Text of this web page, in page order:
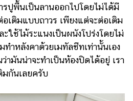
รปูพื้นเป็นลานออกไปโดยไม่ได้มี
อเติมแบบถาวร เพียงแต่จะต่อเติม
ใช้ไม้ระแนงเป็นผนังโปร่งโดยไม่
ำหลังคาด้วยเมทัลชีทเท่านั้นเอง
ามันน่าจะทำเป็นห้องปิดได้อยู่ เรา
มกันเลยครับ